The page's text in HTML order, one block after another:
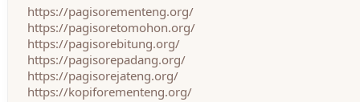
https://pagisorementeng.org/
https://pagisoretomohon.org/
https://pagisorebitung.org/
https://pagisorepadang.org/
https://pagisorejateng.org/
https://kopiforementeng.org/